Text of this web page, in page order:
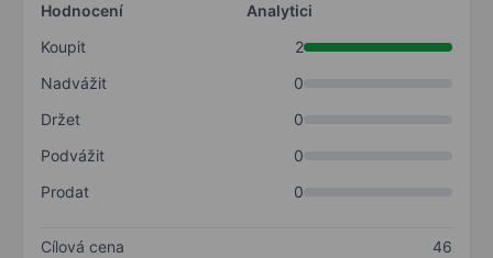
Hodnocení
Analytici
Koupit
2
Nadvážit
0
Držet
0
Podvážit
0
Prodat
0
Cílová cena
46